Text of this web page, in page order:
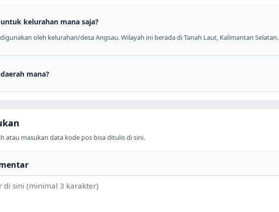
untuk kelurahan mana saja?
oleh kelurahan/desa Angsau. Wilayah ini berada di Tanah Laut, Kalimantan Selatan.
mana?
atau masukan data kode pos bisa ditulis di sini.